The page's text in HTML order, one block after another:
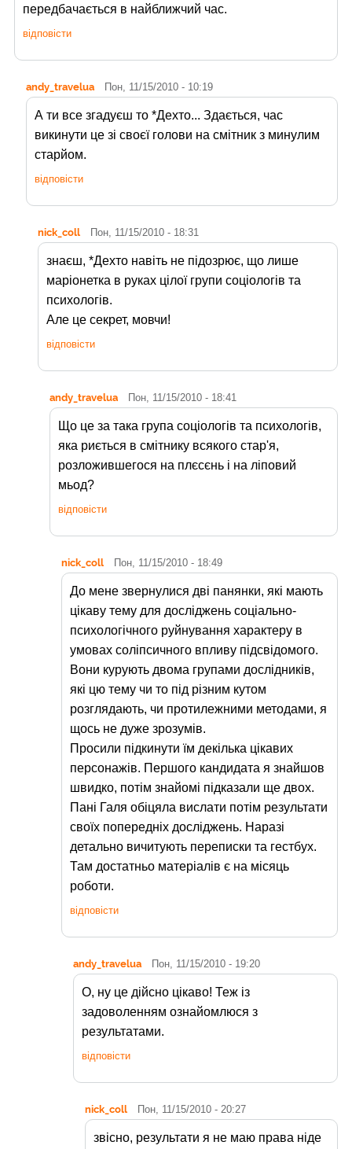
передбачається в найближчий час.
відповісти
andy_travelua Пон, 11/15/2010 - 10:19
А ти все згадуєш то *Дехто... Здається, час
викинути це зі своєї голови на смітник з минулим
старйом.
відповісти
nick_coll Пон, 11/15/2010 - 18:31
знаєш, *Дехто навіть не підозрює, що лише
маріонетка в руках цілої групи соціологів та
психологів.
Але це секрет, мовчи!
відповісти
andy_travelua Пон, 11/15/2010 - 18:41
Що це за така група соціологів та психологів,
яка риється в смітнику всякого стар'я,
розложившегося на плєсєнь і на ліповий
мьод?
відповісти
nick_coll Пон, 11/15/2010 - 18:49
До мене звернулися дві панянки, які мають
цікаву тему для досліджень соціально-
психологічного руйнування характеру в
умовах соліпсичного впливу підсвідомого.
Вони курують двома групами дослідників,
які цю тему чи то під різним кутом
розглядають, чи протилежними методами, я
щось не дуже зрозумів.
Просили підкинути їм декілька цікавих
персонажів. Першого кандидата я знайшов
швидко, потім знайомі підказали ще двох.
Пані Галя обіцяла вислати потім результати
своїх попередніх досліджень. Наразі
детально вичитують переписки та гестбух.
Там достатньо матеріалів є на місяць
роботи.
відповісти
andy_travelua Пон, 11/15/2010 - 19:20
О, ну це дійсно цікаво! Теж із
задоволенням ознайомлюся з
результатами.
відповісти
nick_coll Пон, 11/15/2010 - 20:27
звісно, результати я не маю права ніде